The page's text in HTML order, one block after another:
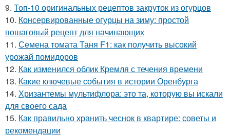
9. Топ-10 оригинальных рецептов закруток из огурцов
10. Консервированные огурцы на зиму: простой
пошаговый рецепт для начинающих
11. Семена томата Таня F1: как получить высокий
урожай помидоров
12. Как изменился облик Кремля с течения времени
13. Какие ключевые события в истории Оренбурга
14. Хризантемы мультифлора: это та, которую вы искали
для своего сада
15. Как правильно хранить чеснок в квартире: советы и
рекомендации